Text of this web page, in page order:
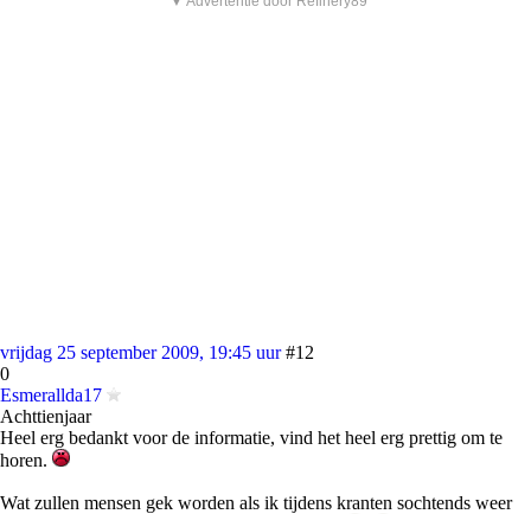
vrijdag 25 september 2009, 19:45 uur #12
0
Esmerallda17
Achttienjaar
Heel erg bedankt voor de informatie, vind het heel erg prettig om te
horen.
Wat zullen mensen gek worden als ik tijdens kranten sochtends weer